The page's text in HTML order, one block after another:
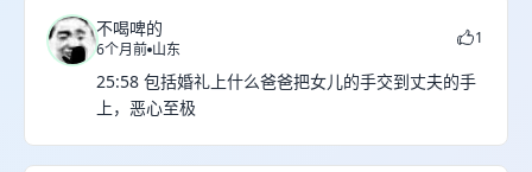
不喝啤的
6个月前 山东
1
25:58 包括婚礼上什么爸爸把女儿的手交到丈夫的手
上，恶心至极